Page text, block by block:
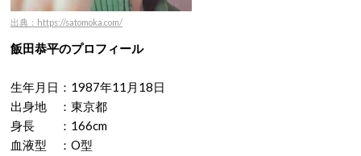
出典：https://satomoka.com/
飯田恭平のプロフィール
生年月日：1987年11月18日
出身地 ：東京都
身長 ：166cm
血液型 ：O型